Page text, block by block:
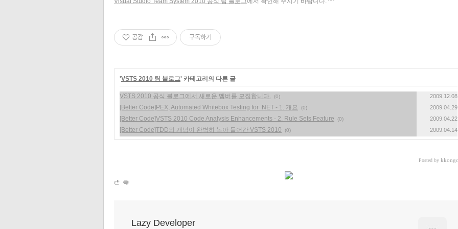
공감 구독하기
'VSTS 2010 팀 블로그' 카테고리의 다른 글
VSTS 2010 공식 블로그에서 새로운 멤버를 모집합니다. (0) 2009.12.08
[Better Code]PEX, Automated Whitebox Testing for .NET - 1. 개요 (0) 2009.04.29
[Better Code]VSTS 2010 Code Analysis Enhancements - 2. Rule Sets Feature (0) 2009.04.22
[Better Code]TDD의 개념이 완벽히 녹아 들어간 VSTS 2010 (0) 2009.04.14
Posted by
Lazy Developer